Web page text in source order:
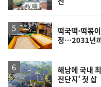
떡국떡·떡볶
정…2031년
해남에 국내
전단지' 첫 삽